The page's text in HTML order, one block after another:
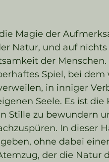
Magie der
Natur, und auf
der
Spiel, bei
in inniger
Seele. Es ist die
Stille zu bewundern
In dieser
ohne dabei
der die Natur